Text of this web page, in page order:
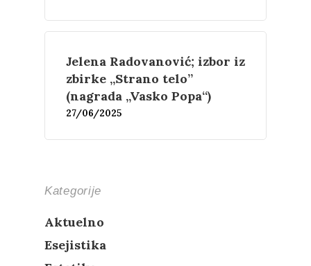
Jelena Radovanović; izbor iz
zbirke „Strano telo”
(nagrada „Vasko Popa“)
27/06/2025
Kategorije
Aktuelno
Esejistika
Novosti
O nama
Skup “Estetika
Kontakt